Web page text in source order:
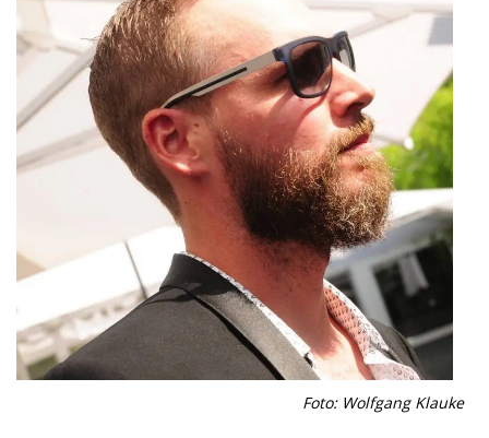
Foto: Wolfgang Klauke